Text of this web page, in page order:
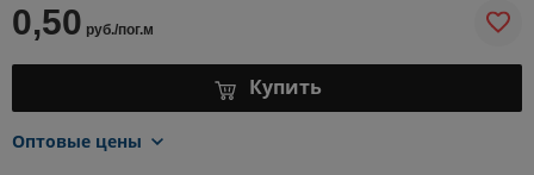
0,50 руб./пог.м
Купить
Оптовые цены